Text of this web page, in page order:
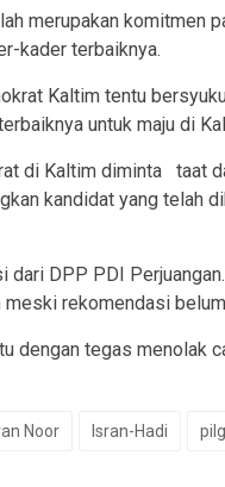
merupakan komitmen
kader terbaiknya.
Kaltim tentu
untuk maju di
di Kaltim diminta taat
kandidat yang telah
DPP PDI
rekomendasi
dengan tegas menolak
Noor Isran-Hadi